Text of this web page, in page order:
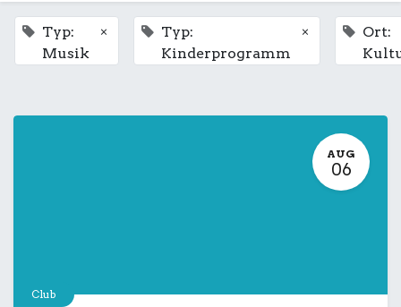
Typ:
Musik
×
Typ:
Kinderprogramm
×
Ort:
AUG
06
Club